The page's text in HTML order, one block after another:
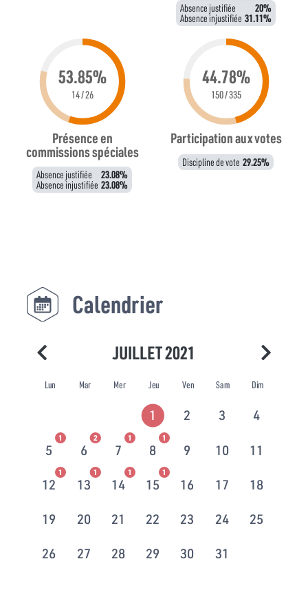
Absence justifiée 20%
Absence injustifiée 31.11%
53.85%
14 / 26
Présence en
commissions spéciales
Absence justifiée 23.08%
Absence injustifiée 23.08%
44.78%
150 / 335
Participation aux votes
Discipline de vote 29.25%
Calendrier
JUILLET 2021
Lun Mar Mer Jeu Ven Sam Dim
1 2 3 4
5
1
6
2
7
1
8
1
9 10 11
12
1
13
1
14
1
15
1
16 17 18
19 20 21 22 23 24 25
26 27 28 29 30 31